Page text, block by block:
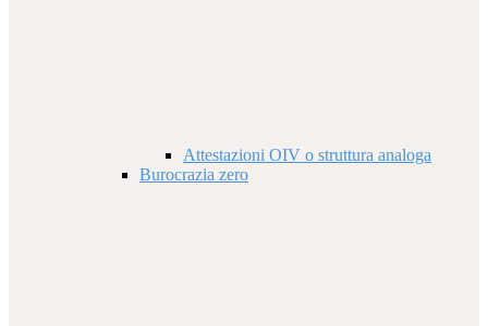
Attestazioni OIV o struttura analoga
Burocrazia zero